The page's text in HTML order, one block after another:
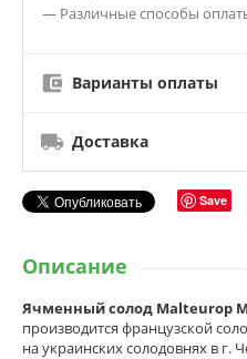
— Различные способы
Варианты оплаты
Доставка
Save
Описание
Ячменный солод Malteurop
производится французской
на украинских солодовнях в г.